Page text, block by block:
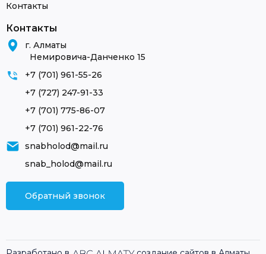
Контакты
Контакты
г. Алматы
Немировича-Данченко 15
+7 (701) 961-55-26
+7 (727) 247-91-33
+7 (701) 775-86-07
+7 (701) 961-22-76
snabholod@mail.ru
snab_holod@mail.ru
Обратный звонок